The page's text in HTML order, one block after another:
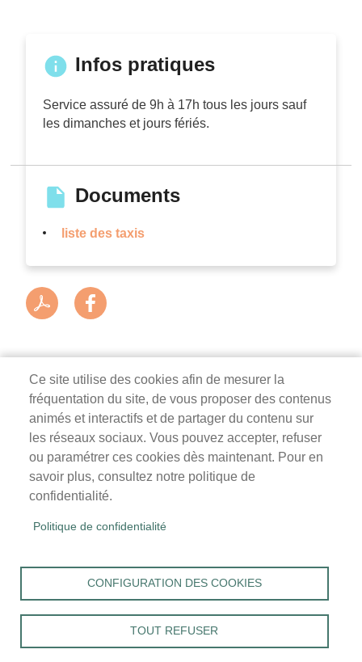
Infos pratiques
Service assuré de 9h à 17h tous les jours sauf
les dimanches et jours fériés.
Documents
liste des taxis
Ce site utilise des cookies afin de mesurer la
fréquentation du site, de vous proposer des contenus
animés et interactifs et de partager du contenu sur
les réseaux sociaux. Vous pouvez accepter, refuser
ou paramétrer ces cookies dès maintenant. Pour en
savoir plus, consultez notre politique de
confidentialité.
Politique de confidentialité
CONFIGURATION DES COOKIES
TOUT REFUSER
Mairie de Survilliers
3 rue de la Liberté
95470 Survilliers
Tél. 01 34 68 26 00
mercredi, samedi : 9h-12h
Menu
de
Accueil
Mentions légales
Accessibilité : Non conforme
Cookies